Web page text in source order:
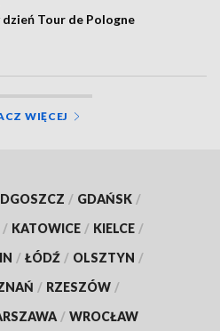
Tour de Pologne
WIĘCEJ
/ GDAŃSK /
/ KATOWICE / KIELCE /
/ ŁÓDŹ / OLSZTYN /
/ RZESZÓW /
/ WROCŁAW